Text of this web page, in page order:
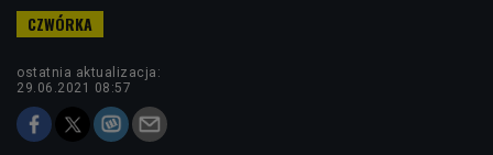
ostatnia aktualizacja:
29.06.2021 08:57